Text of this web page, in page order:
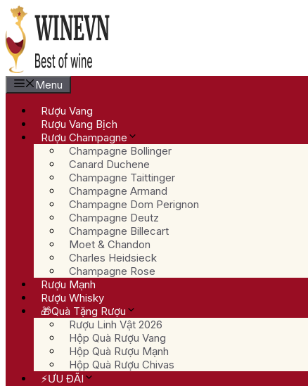
Chuyển
đến
nội
dung
Menu
Rượu Vang
Rượu Vang Bịch
Rượu Champagne
Champagne Bollinger
Canard Duchene
Champagne Taittinger
Champagne Armand
Champagne Dom Perignon
Champagne Deutz
Champagne Billecart
Moet & Chandon
Charles Heidsieck
Champagne Rose
Rượu Mạnh
Rượu Whisky
🎁Quà Tặng Rượu
Rượu Linh Vật 2026
Hộp Quà Rượu Vang
Hộp Quà Rượu Mạnh
Hộp Quà Rượu Chivas
⚡ƯU ĐÃI